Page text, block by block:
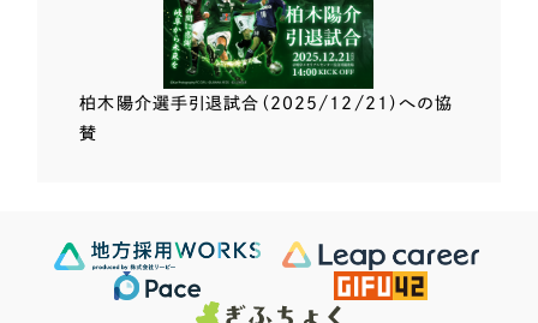
柏木陽介選手引退試合（2025/12/21）への協
賛